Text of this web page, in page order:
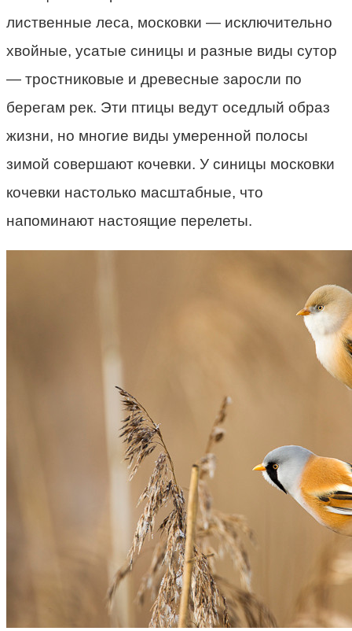
лиственные леса, московки — исключительно
хвойные, усатые синицы и разные виды сутор
— тростниковые и древесные заросли по
берегам рек. Эти птицы ведут оседлый образ
жизни, но многие виды умеренной полосы
зимой совершают кочевки. У синицы московки
кочевки настолько масштабные, что
напоминают настоящие перелеты.